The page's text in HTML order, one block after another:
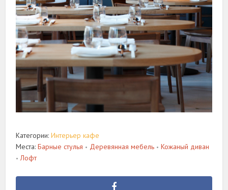
Категории:Интерьер кафе
Места:Барные стулья • Деревянная мебель • Кожаный диван
• Лофт